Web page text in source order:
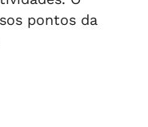
pontos da